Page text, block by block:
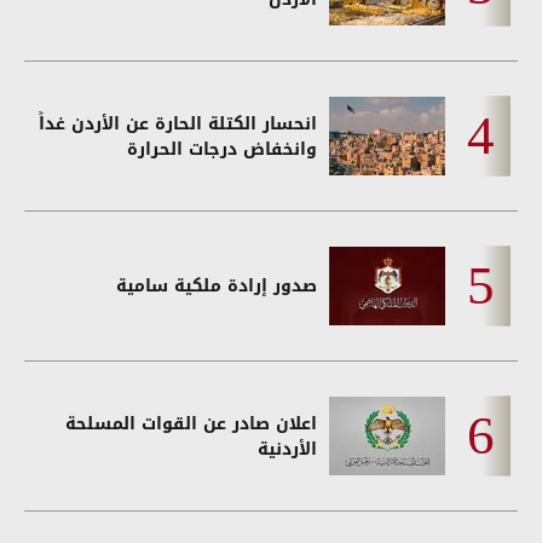
انحسار الكتلة الحارة عن الأردن غداً
وانخفاض درجات الحرارة
صدور إرادة ملكية سامية
اعلان صادر عن القوات المسلحة
الأردنية